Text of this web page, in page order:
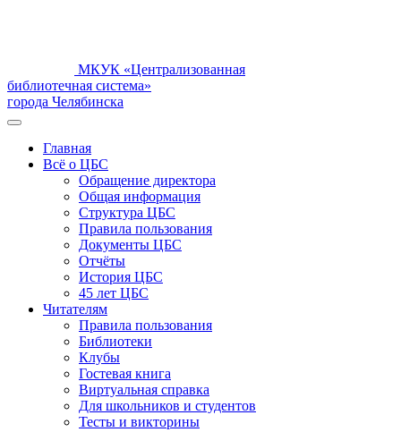
МКУК «Централизованная
библиотечная система»
города Челябинска
Главная
Всё о ЦБС
Обращение директора
Общая информация
Структура ЦБС
Правила пользования
Документы ЦБС
Отчёты
История ЦБС
45 лет ЦБС
Читателям
Правила пользования
Библиотеки
Клубы
Гостевая книга
Виртуальная справка
Для школьников и студентов
Тесты и викторины